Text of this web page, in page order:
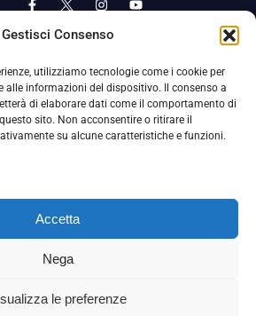
Gestisci Consenso
utilizziamo tecnologie come i cookie per
alle informazioni del dispositivo. Il consenso a
di elaborare dati come il comportamento di
sito. Non acconsentire o ritirare il
su alcune caratteristiche e funzioni.
Accetta
Nega
le preferenze
Policy Cookie Policy
Protezione dei Dati Personali (DPO), figura specializzata che vigila sulle modalità
nostra Società per tutelare i Suoi dati personali.
Per contattare il DPO può scrivere a
un proprio Codice Etico, consultabile al seguente link:
Scarica il Codice Etico